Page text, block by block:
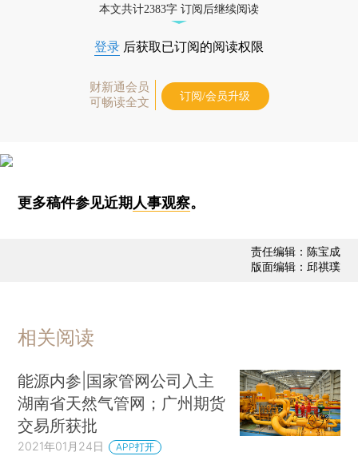
本文共计2383字 订阅后继续阅读
登录 后获取已订阅的阅读权限
财新通会员
可畅读全文
订阅/会员升级
更多稿件参见近期 人事观察。
责任编辑：陈宝成
版面编辑：邱祺璞
相关阅读
能源内参|国家管网公司入主
湖南省天然气管网；广州期货
交易所获批
2021年01月24日 APP打开